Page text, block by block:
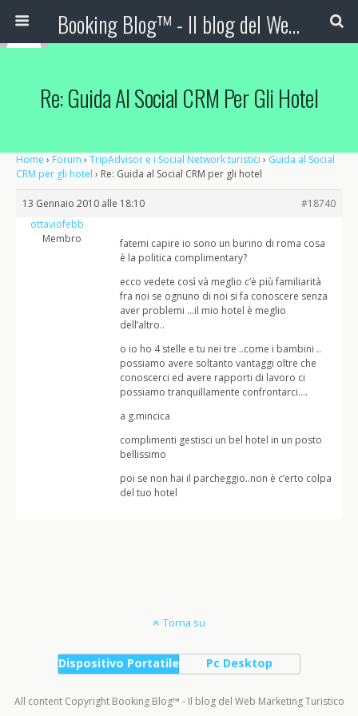
Booking Blog™ - Il blog del Web Marketing Turistico
Re: Guida Al Social CRM Per Gli Hotel
Home › Forum › TripAdvisor e i Social Network turistici › Guida al Social
CRM per gli hotel › Re: Guida al Social CRM per gli hotel
13 Gennaio 2010 alle 18:10
#18740
ottaviofebb
Membro
fatemi capire io sono un burino di roma cosa
è la politica complimentary?
ecco vedete così và meglio c’è più familiarità
fra noi se ognuno di noi si fa conoscere senza
aver problemi …il mio hotel è meglio
dell’altro..
o io ho 4 stelle e tu nei tre ..come i bambini ..
possiamo avere soltanto vantaggi oltre che
conoscerci ed avere rapporti di lavoro ci
possiamo tranquillamente confrontarci….
a g.mincica
complimenti gestisci un bel hotel in un posto
bellissimo
poi se non hai il parcheggio..non è c’erto colpa
del tuo hotel
Torna su
Dispositivo Portatile Pc Desktop
All content Copyright Booking Blog™ - Il blog del Web Marketing Turistico